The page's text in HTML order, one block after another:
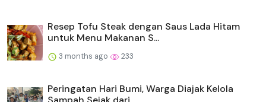
Resep Tofu Steak dengan Saus Lada Hitam
untuk Menu Makanan S...
3 months ago 233
Peringatan Hari Bumi, Warga Diajak Kelola